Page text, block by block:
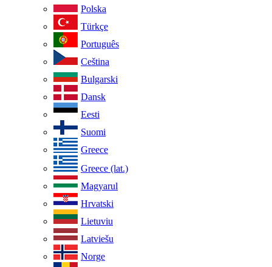
Polska
Türkçe
Português
Ceština
Bulgarski
Dansk
Eesti
Suomi
Greece
Greece (lat.)
Magyarul
Hrvatski
Lietuviu
Latviešu
Norge